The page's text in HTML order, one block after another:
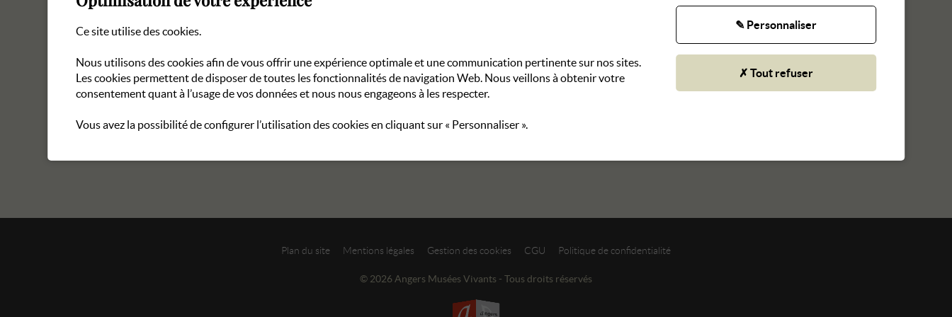
Plan du site Mentions légales Gestion des cookies CGU Politique de confidentialité
© 2026 Angers Musées Vivants - Tous droits réservés
Ce site utilise des cookies.
Nous utilisons des cookies afin de vous offrir une expérience optimale et une communication pertinente sur nos sites.
Les cookies permettent de disposer de toutes les fonctionnalités de navigation Web. Nous veillons à obtenir votre
consentement quant à l’usage de vos données et nous nous engageons à les respecter.
Vous avez la possibilité de configurer l’utilisation des cookies en cliquant sur « Personnaliser ».
✎ Personnaliser
✗ Tout refuser